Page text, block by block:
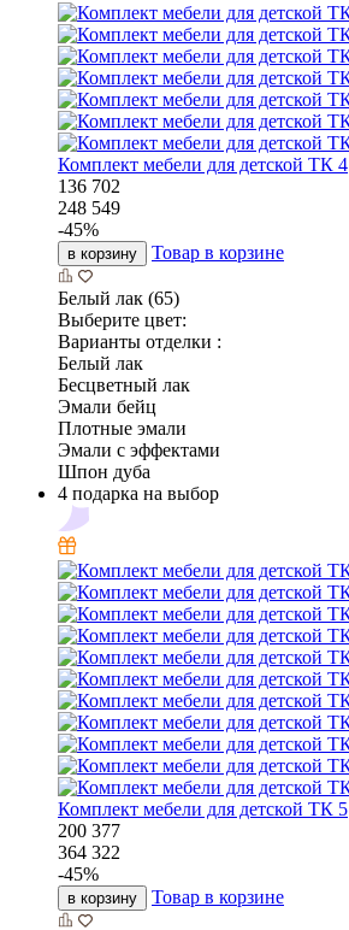
Комплект мебели для детской ТК 4
136 702
248 549
-45%
в корзину Товар в корзине
Белый лак (65)
Выберите цвет:
Варианты отделки :
Белый лак
Бесцветный лак
Эмали бейц
Плотные эмали
Эмали с эффектами
Шпон дуба
4 подарка на выбор
Комплект мебели для детской ТК 5
200 377
364 322
-45%
в корзину Товар в корзине